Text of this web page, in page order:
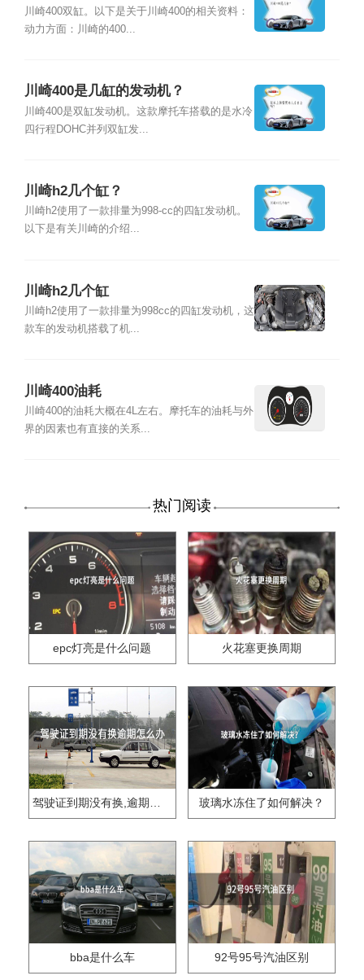
川崎400双缸。以下是关于川崎400的相关资料：
动力方面：川崎的400...
川崎400是几缸的发动机？
川崎400是双缸发动机。这款摩托车搭载的是水冷
四行程DOHC并列双缸发...
川崎h2几个缸？
川崎h2使用了一款排量为998-cc的四缸发动机。
以下是有关川崎的介绍...
川崎h2几个缸
川崎h2使用了一款排量为998cc的四缸发动机，这
款车的发动机搭载了机...
川崎400油耗
川崎400的油耗大概在4L左右。摩托车的油耗与外
界的因素也有直接的关系...
热门阅读
epc灯亮是什么问题 火花塞更换周期
驾驶证到期没有换,逾期怎么办?? 玻璃水冻住了如何解决？
bba是什么车 92号95号汽油区别